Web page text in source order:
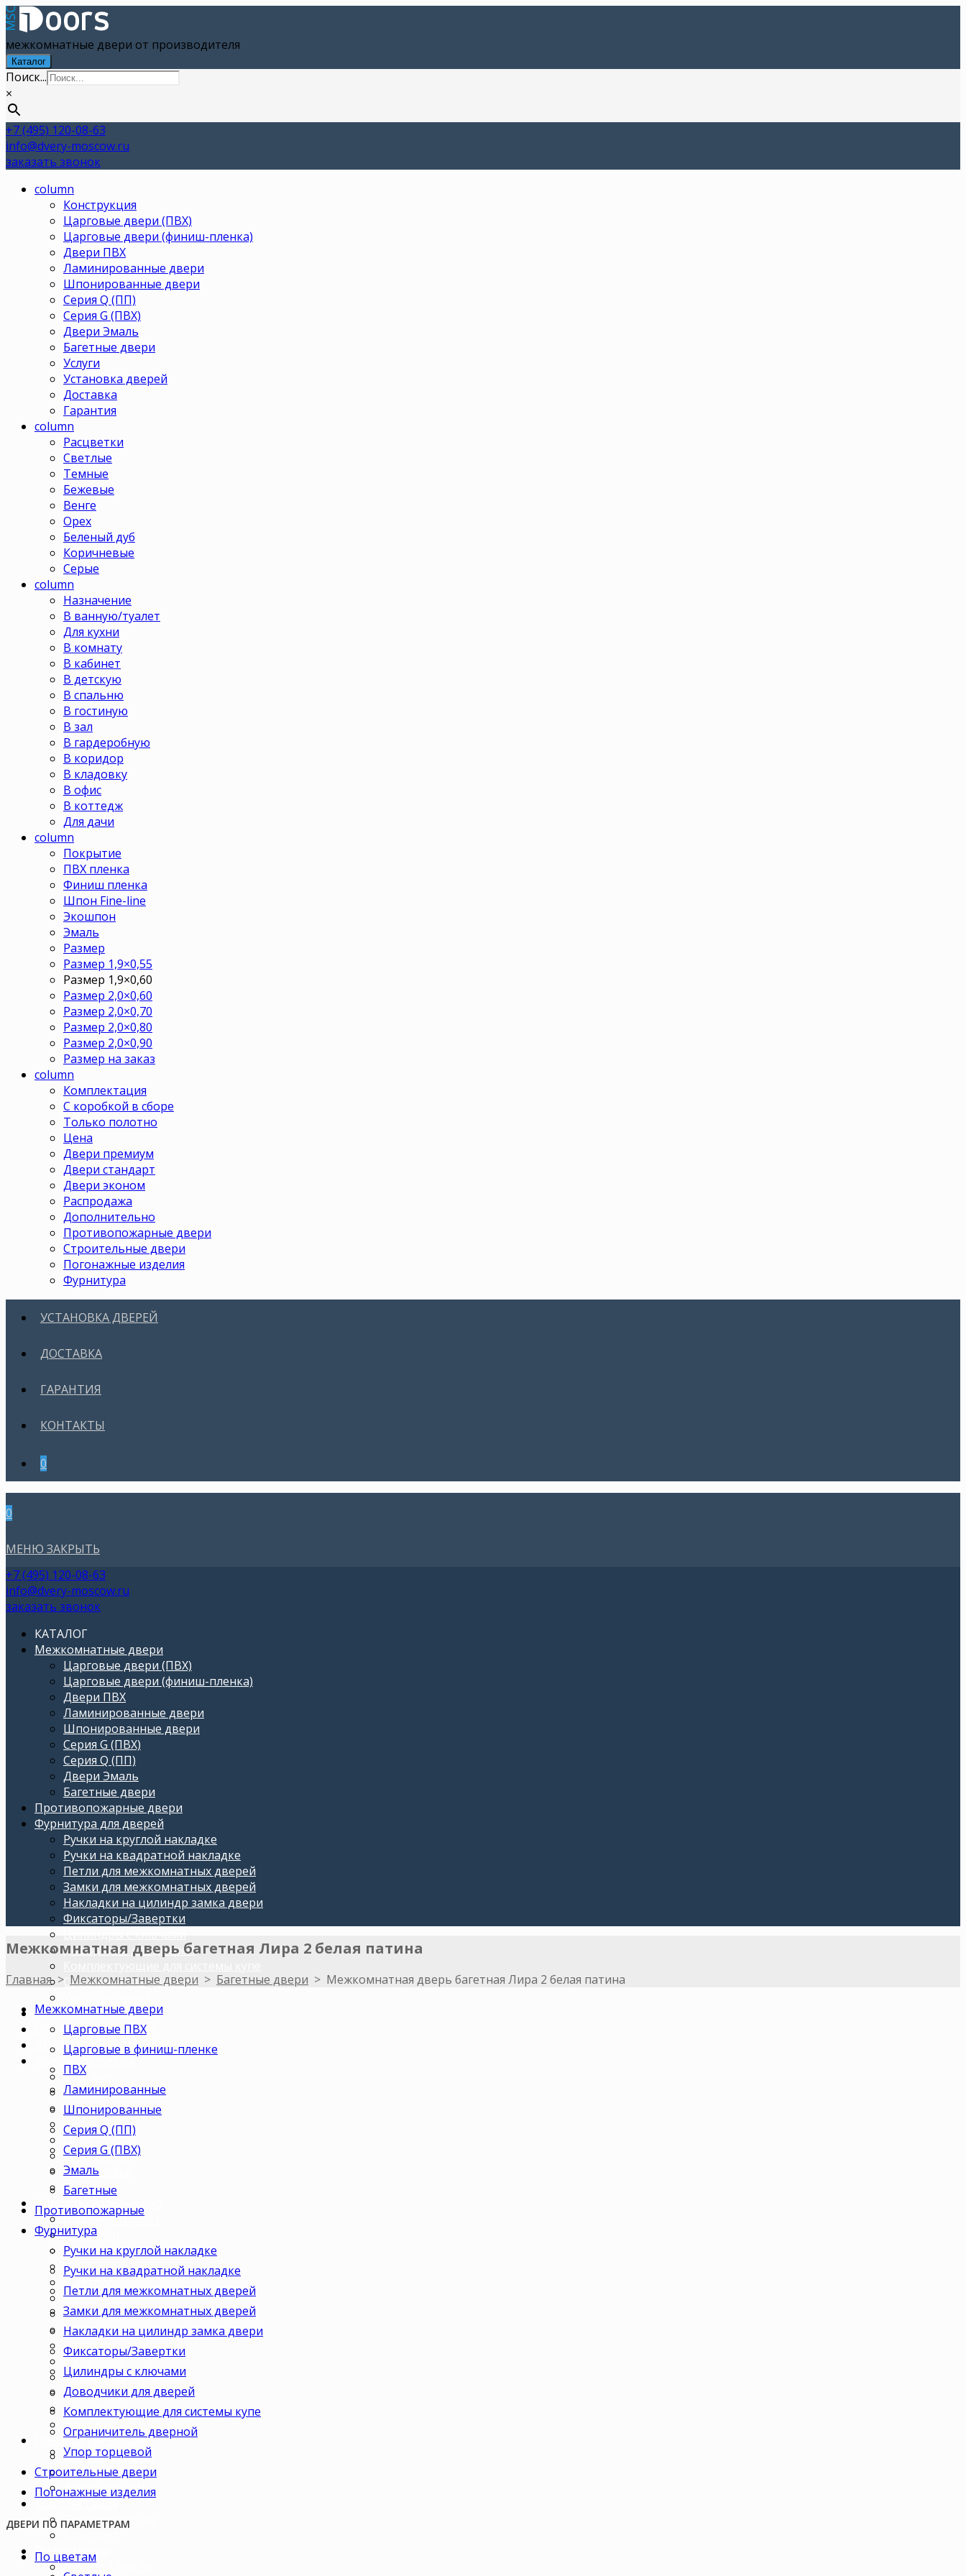
межкомнатные двери от производителя
Каталог
Поиск...
×
+7 (495) 120-08-63
info@dvery-moscow.ru
заказать звонок
column
Конструкция
Царговые двери (ПВХ)
Царговые двери (финиш-пленка)
Двери ПВХ
Ламинированные двери
Шпонированные двери
Серия Q (ПП)
Серия G (ПВХ)
Двери Эмаль
Багетные двери
Услуги
Установка дверей
Доставка
Гарантия
column
Расцветки
Светлые
Темные
Бежевые
Венге
Орех
Беленый дуб
Коричневые
Серые
column
Назначение
В ванную/туалет
Для кухни
В комнату
В кабинет
В детскую
В спальню
В гостиную
В зал
В гардеробную
В коридор
В кладовку
В офис
В коттедж
Для дачи
column
Покрытие
ПВХ пленка
Финиш пленка
Шпон Fine-line
Экошпон
Эмаль
Размер
Размер 1,9×0,55
Размер 1,9×0,60
Размер 2,0×0,60
Размер 2,0×0,70
Размер 2,0×0,80
Размер 2,0×0,90
Размер на заказ
column
Комплектация
С коробкой в сборе
Только полотно
Цена
Двери премиум
Двери стандарт
Двери эконом
Распродажа
Дополнительно
Противопожарные двери
Строительные двери
Погонажные изделия
Фурнитура
УСТАНОВКА ДВЕРЕЙ
ДОСТАВКА
ГАРАНТИЯ
КОНТАКТЫ
0
0
МЕНЮ ЗАКРЫТЬ
+7 (495) 120-08-63
info@dvery-moscow.ru
заказать звонок
КАТАЛОГ
Межкомнатные двери
Царговые двери (ПВХ)
Царговые двери (финиш-пленка)
Двери ПВХ
Ламинированные двери
Шпонированные двери
Серия G (ПВХ)
Серия Q (ПП)
Двери Эмаль
Багетные двери
Противопожарные двери
Фурнитура для дверей
Ручки на круглой накладке
Ручки на квадратной накладке
Петли для межкомнатных дверей
Замки для межкомнатных дверей
Накладки на цилиндр замка двери
Фиксаторы/Завертки
Доводчики для дверей
Ограничитель дверной
Погонажные изделия
Строительные двери
ДВЕРИ ПО ПАРАМЕТРАМ
Двери по цветам
Светлые
Темные
Бежевые
Венге
Орех
Беленый дуб
Коричневые
Серые
Двери по назначению
В ванную/туалет
Для кухни
В комнату
В кабинет
В детскую
В спальню
В гостиную
В зал
В гардеробную
В коридор
В кладовку
В офис
В коттедж
Для дачи
Ценовая категория
Двери премиум
Двери стандарт
Двери эконом
Только полотно
По размерам
Размер 1,9×0,55
Межкомнатная дверь багетная Лира 2 белая патина
Главная> Межкомнатные двери > Багетные двери > Межкомнатная дверь багетная Лира 2 белая патина
Межкомнатные двери
Царговые ПВХ
Царговые в финиш-пленке
ПВХ
Ламинированные
Шпонированные
Серия Q (ПП)
Серия G (ПВХ)
Эмаль
Багетные
Противопожарные
Фурнитура
Ручки на круглой накладке
Ручки на квадратной накладке
Петли для межкомнатных дверей
Замки для межкомнатных дверей
Накладки на цилиндр замка двери
Фиксаторы/Завертки
Цилиндры с ключами
Доводчики для дверей
Комплектующие для системы купе
Ограничитель дверной
Упор торцевой
Строительные двери
Погонажные изделия
ДВЕРИ ПО ПАРАМЕТРАМ
По цветам